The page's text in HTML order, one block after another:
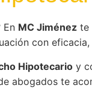
En MC Jiménez te
con
Hipotecario y
abogados te